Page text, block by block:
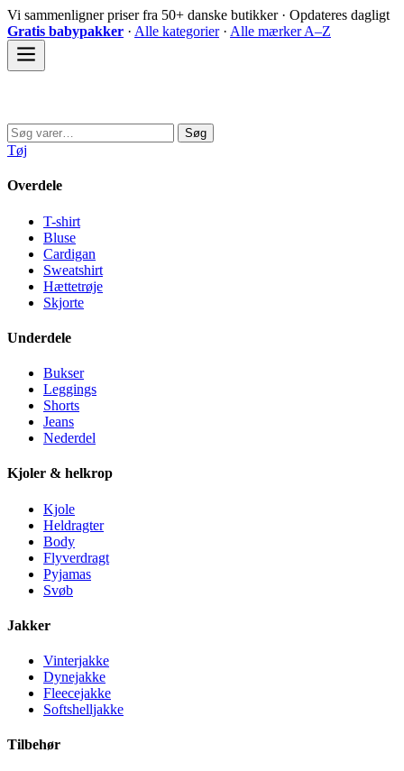
Spring
til
indhold
Vi sammenligner priser fra 50+ danske butikker · Opdateres dagligt
Gratis babypakker · Alle kategorier· Alle mærker A–Z
Søg
efter:
Søg
Tøj
Overdele
T-shirt
Bluse
Cardigan
Sweatshirt
Hættetrøje
Skjorte
Underdele
Bukser
Leggings
Shorts
Jeans
Nederdel
Kjoler & helkrop
Kjole
Heldragter
Body
Flyverdragt
Pyjamas
Svøb
Jakker
Vinterjakke
Dynejakke
Fleecejakke
Softshelljakke
Tilbehør